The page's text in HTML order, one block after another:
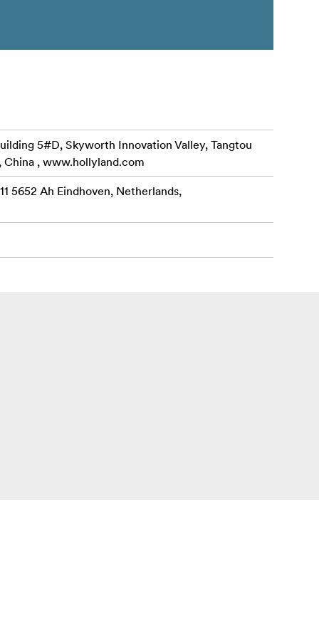
5#D, Skyworth Innovation Valley, Tangtou
China , www.hollyland.com
5652 Ah Eindhoven, Netherlands,